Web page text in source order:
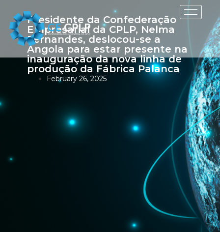
Presidente da Confederação
Empresarial da CPLP, Nelma
Fernandes, deslocou-se a
Angola para estar presente na
inauguração da nova linha de
produção da Fábrica Palanca
February 26, 2025